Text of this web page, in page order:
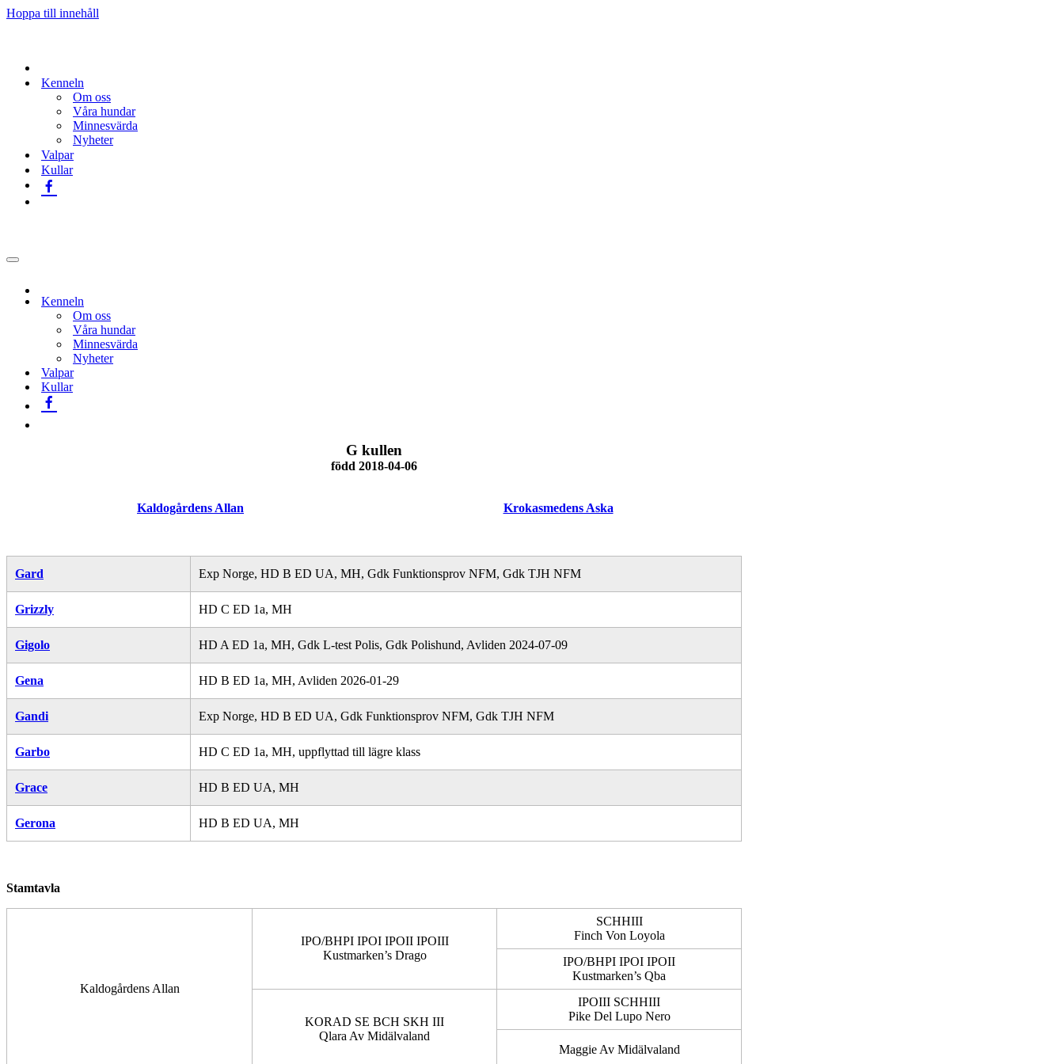
Hoppa till innehåll
Kenneln
Om oss
Våra hundar
Minnesvärda
Nyheter
Valpar
Kullar
Navigeringsmeny
Kenneln
Om oss
Våra hundar
Minnesvärda
Nyheter
Valpar
Kullar
G kullen
född 2018-04-06
Kaldogårdens Allan Krokasmedens Aska
Gard Exp Norge, HD B ED UA, MH, Gdk Funktionsprov NFM, Gdk TJH NFM
Grizzly HD C ED 1a, MH
Gigolo HD A ED 1a, MH, Gdk L-test Polis, Gdk Polishund, Avliden 2024-07-09
Gena HD B ED 1a, MH, Avliden 2026-01-29
Gandi Exp Norge, HD B ED UA, Gdk Funktionsprov NFM, Gdk TJH NFM
Garbo HD C ED 1a, MH, uppflyttad till lägre klass
Grace HD B ED UA, MH
Gerona HD B ED UA, MH
Stamtavla
Kaldogårdens Allan
IPO/BHPI IPOI IPOII IPOIII
Kustmarken’s Drago
SCHHIII
Finch Von Loyola
IPO/BHPI IPOI IPOII
Kustmarken’s Qba
KORAD SE BCH SKH III
Qlara Av Midälvaland
IPOIII SCHHIII
Pike Del Lupo Nero
Maggie Av Midälvaland